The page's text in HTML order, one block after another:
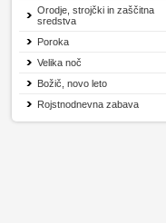
Orodje, strojčki in zaščitna
sredstva
Poroka
Velika noč
Božič, novo leto
Rojstnodnevna zabava